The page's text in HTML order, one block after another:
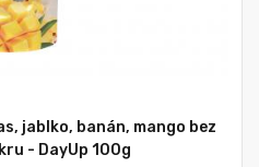
jablko, banán, mango bez
- DayUp 100g